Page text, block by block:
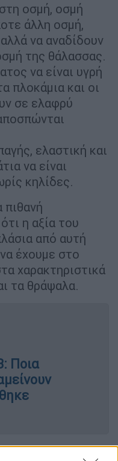
οσμή, οσμή
άλλη οσμή,
να αναδίδουν
της θάλασσας.
να είναι υγρή
πλοκάμια και οι
σε ελαφρύ
ελαστική και
να είναι
κηλίδες.
πιθανή
η αξία του
από αυτή
έχουμε στο
χαρακτηριστικά
τα θράψαλα.
Ποια